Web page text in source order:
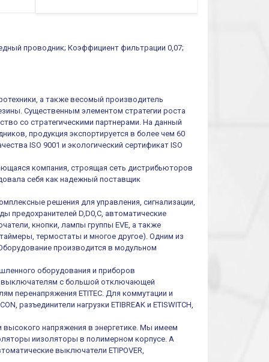
проводник; Коэффициент фильтрации 0,07;
а также весомый производитель
Существенным элементом стратегии роста
со стратегическими партнерами. На данный
продукция экспортируется в более чем 60
ISO 9001 и экологический сертификат ISO
компания, строящая сеть дистрибьюторов
себя как надежный поставщик
решения для управления, сигнализации,
предохранителей D,D0,C, автоматические
кнопки, лампы группы EVE, а также
термостаты и многое другое). Одним из
производится в модульном
оборудования и приборов
выключателям с большой отключающей
перенапряжения ETITEC. Для коммутации и
разъединители нагрузки ETIBREAK и ETISWITCH,
высокого напряжения в энергетике. Мы имеем
иизоляторы в полимерном корпусе. А
выключатели ETIPOVER,